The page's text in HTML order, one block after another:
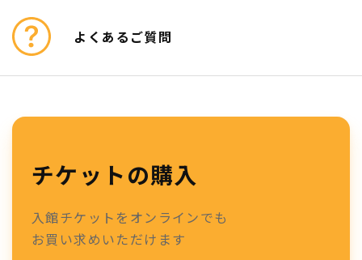
よくあるご質問
チケットの購入
入館チケットをオンラインでも
お買い求めいただけます